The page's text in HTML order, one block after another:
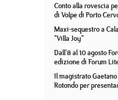
Conto alla rovescia
di Volpe di Porto
Maxi-sequestro a
"Villa Joy"
Dall'8 al 10 agosto
edizione di Forum
Il magistrato
Rotondo per